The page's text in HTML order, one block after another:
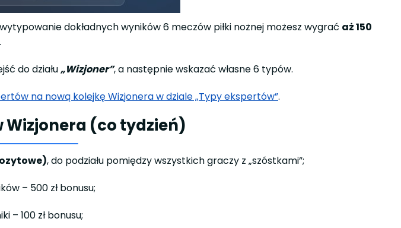
dokładnych wyników 6 meczów piłki nożnej możesz wygrać aż 150
.
do działu„Wizjoner”, a następnie wskazać własne 6 typów.
na nową kolejkę Wizjonera w dziale „Typy ekspertów”.
(co tydzień)
, do podziału pomiędzy wszystkich graczy z „szóstkami”;
– 500 zł bonusu;
– 100 zł bonusu;